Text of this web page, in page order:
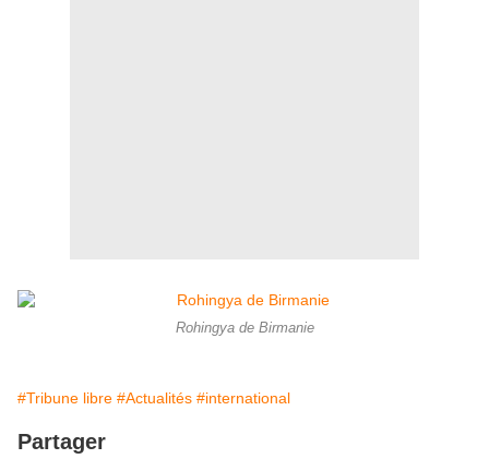
Rohingya de Birmanie
#Tribune libre #Actualités #international
Partager